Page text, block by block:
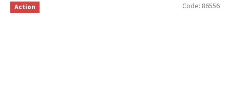
Action Code: 86556